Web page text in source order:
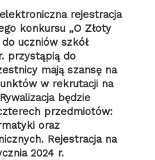
elektroniczna rejestracja
konkursu „O Złoty
uczniów szkół
przystąpią do
mają szansę na
w rekrutacji na
będzie
przedmiotów:
oraz
Rejestracja na
2024 r.